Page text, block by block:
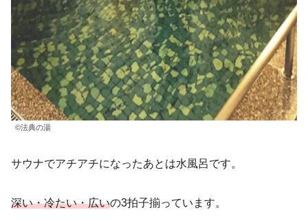
©法典の湯
サウナでアチアチになったあとは水風呂です。
深い・冷たい・広いの3拍子揃っています。